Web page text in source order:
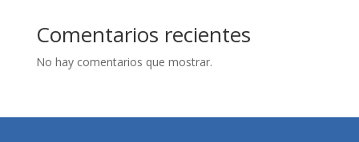
Comentarios recientes
No hay comentarios que mostrar.